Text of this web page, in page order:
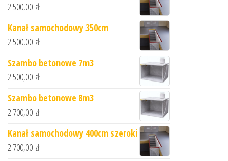
2 500,00 zł
Kanał samochodowy 350cm
2 500,00 zł
Szambo betonowe 7m3
2 500,00 zł
Szambo betonowe 8m3
2 700,00 zł
Kanał samochodowy 400cm szeroki
2 700,00 zł